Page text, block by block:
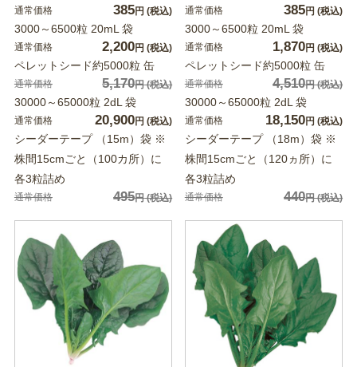
通常価格 385円 (税込)
3000～6500粒 20mL 袋
通常価格 2,200円 (税込)
ペレットシード約5000粒 缶
通常価格 5,170円(税込)
30000～65000粒 2dL 袋
通常価格 20,900円 (税込)
シーダーテープ （15m）袋 ※
株間15cmごと（100カ所）に
各3粒詰め
通常価格 495円(税込)
通常価格 385円 (税込)
3000～6500粒 20mL 袋
通常価格 1,870円 (税込)
ペレットシード約5000粒 缶
通常価格 4,510円(税込)
30000～65000粒 2dL 袋
通常価格 18,150円 (税込)
シーダーテープ （18m）袋 ※
株間15cmごと（120ヵ所）に
各3粒詰め
通常価格 440円(税込)